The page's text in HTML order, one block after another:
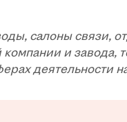
салоны связи,
и завода,
деятельности